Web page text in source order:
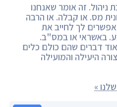
זה אומר שאנחנו
מס. או קבלה. או הרבה
לך לחייב את
באשראי או במס"ב.
דברים שהם כולם כלים
היעילה והמועילה
»